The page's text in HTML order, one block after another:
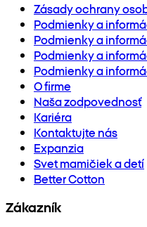
Zásady ochrany
Podmienky a
Podmienky a
Podmienky a
Podmienky a
O firme
Naša zodpovednosť
Kariéra
Kontaktujte nás
Expanzia
Svet mamičiek a detí
Better Cotton
Zákazník